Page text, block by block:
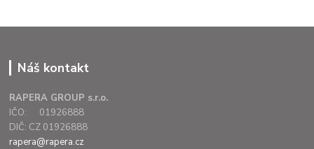
Náš kontakt
RAPERA GROUP s.r.o.
IČO: 01926888
DIČ: CZ 01926888
rapera@rapera.cz